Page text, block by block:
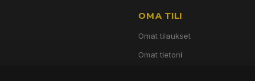
OMA TILI
Omat tilaukset
Omat tietoni